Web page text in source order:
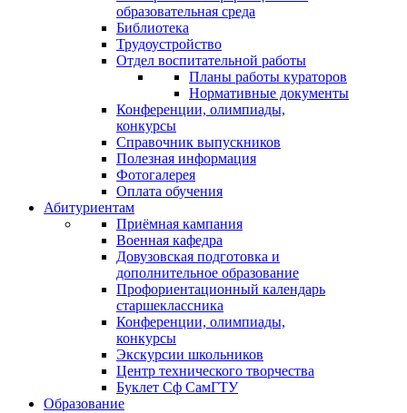
образовательная среда
Библиотека
Трудоустройство
Отдел воспитательной работы
Планы работы кураторов
Нормативные документы
Конференции, олимпиады,
конкурсы
Справочник выпускников
Полезная информация
Фотогалерея
Оплата обучения
Абитуриентам
Приёмная кампания
Военная кафедра
Довузовская подготовка и
дополнительное образование
Профориентационный календарь
старшеклассника
Конференции, олимпиады,
конкурсы
Экскурсии школьников
Центр технического творчества
Буклет Сф СамГТУ
Образование